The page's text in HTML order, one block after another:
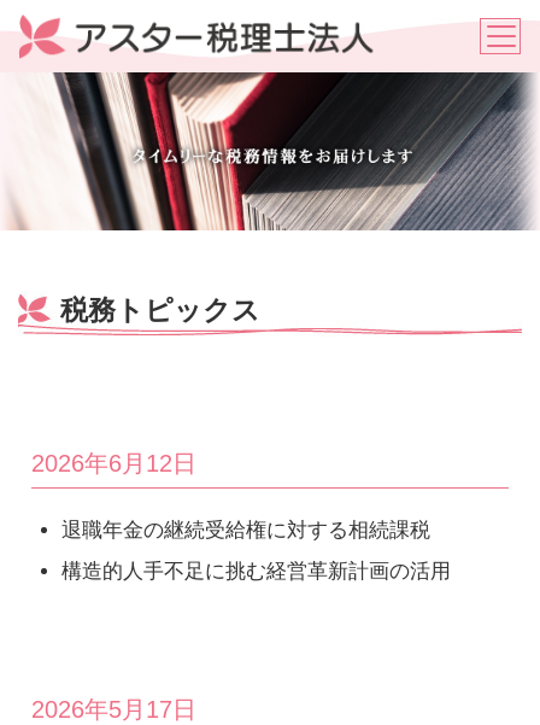
税務トピックス
2026年6月12日
退職年金の継続受給権に対する相続課税
構造的人手不足に挑む経営革新計画の活用
2026年5月17日